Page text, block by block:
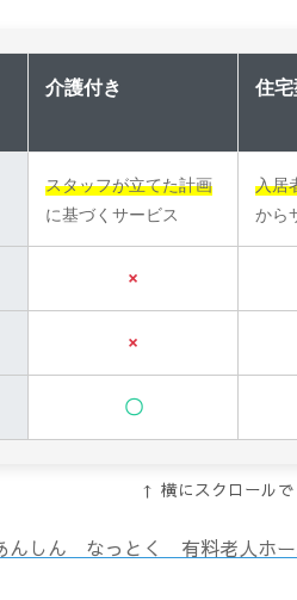
介護付き 住
スタッフが立てた計画
に基づくサービス
入居
から
×
×
〇
↑ 横にスクロールで
んしん なっとく 有料老人ホー